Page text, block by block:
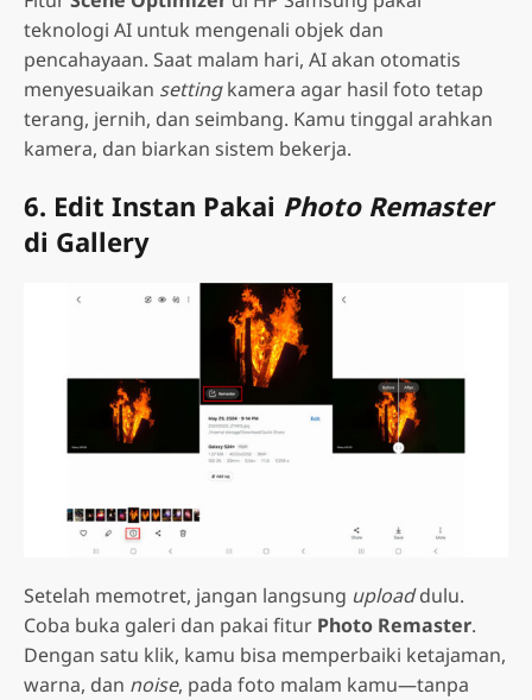
teknologi AI untuk mengenali objek dan
pencahayaan. Saat malam hari, AI akan otomatis
menyesuaikan settingkamera agar hasil foto tetap
terang, jernih, dan seimbang. Kamu tinggal arahkan
kamera, dan biarkan sistem bekerja.
6. Edit Instan Pakai Photo Remaster
di Gallery
Setelah memotret, jangan langsung uploaddulu.
Coba buka galeri dan pakai fitur Photo Remaster.
Dengan satu klik, kamu bisa memperbaiki ketajaman,
warna, dan noise, pada foto malam kamu—tanpa